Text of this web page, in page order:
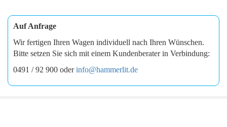
Auf Anfrage
Wir fertigen Ihren Wagen individuell nach Ihren Wünschen.
Bitte setzen Sie sich mit einem Kundenberater in Verbindung:
0491 / 92 900 oderinfo@hammerlit.de